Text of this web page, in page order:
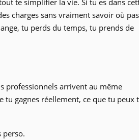
charges sans vraiment savoir où
tu perds du temps, tu prends de
professionnels arrivent au même
tu gagnes réellement, ce que tu peux
perso.